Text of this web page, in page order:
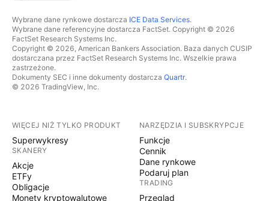
Wybrane dane rynkowe dostarcza ICE Data Services.
Wybrane dane referencyjne dostarcza FactSet. Copyright © 2026
FactSet Research Systems Inc.
Copyright © 2026, American Bankers Association. Baza danych CUSIP
dostarczana przez FactSet Research Systems Inc. Wszelkie prawa
zastrzeżone.
Dokumenty SEC i inne dokumenty dostarcza Quartr.
© 2026 TradingView, Inc.
WIĘCEJ NIŻ TYLKO PRODUKT
Superwykresy
SKANERY
Akcje
ETFy
Obligacje
Monety kryptowalutowe
NARZĘDZIA I SUBSKRYPCJE
Funkcje
Cennik
Dane rynkowe
Podaruj plan
TRADING
Przegląd